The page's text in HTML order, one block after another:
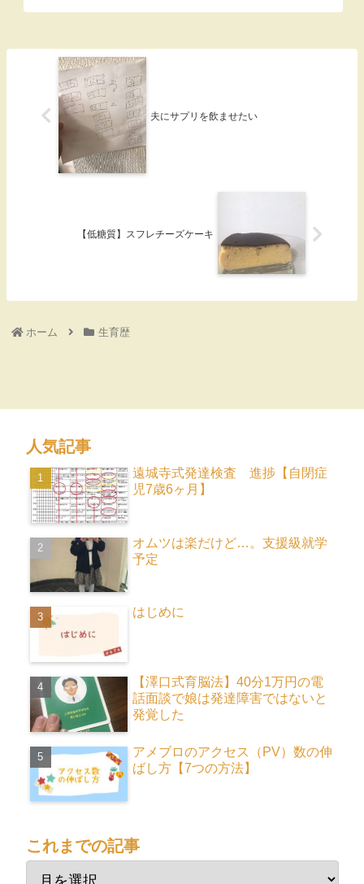
夫にサプリを飲ませたい
【低糖質】スフレチーズケーキ
ホーム 生育歴
人気記事
遠城寺式発達検査 進捗【自閉症
児7歳6ヶ月】
オムツは楽だけど…。支援級就学
予定
はじめに
【澤口式育脳法】40分1万円の電
話面談で娘は発達障害ではないと
発覚した
アメブロのアクセス（PV）数の伸
ばし方【7つの方法】
これまでの記事